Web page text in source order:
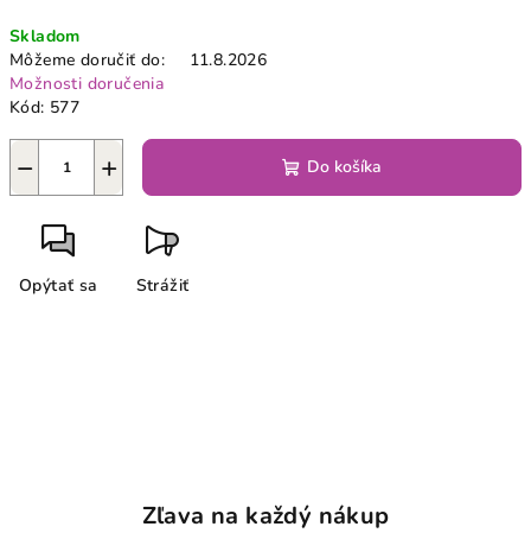
cena:
Skladom
Môžeme doručiť do:
11.8.2026
Možnosti doručenia
Kód: 577
+
− Do košíka
Opýtať sa Strážiť
Zľava na každý nákup